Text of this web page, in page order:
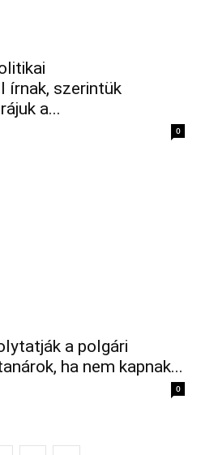
írnak, szerintük
a...
0
a polgári
ha nem kapnak...
0